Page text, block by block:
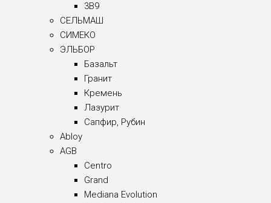
3B9
СЕЛЬМАШ
СИМЕКО
ЭЛЬБОР
Базальт
Гранит
Кремень
Лазурит
Сапфир, Рубин
Abloy
AGB
Centro
Grand
Mediana Evolution